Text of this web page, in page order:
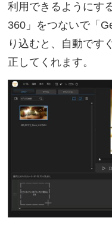
利用できるようにす
360」をつないで「
り込むと、自動です
正してくれます。